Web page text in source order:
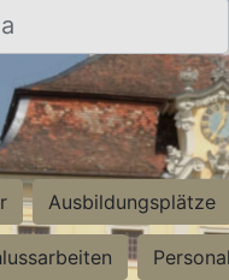
Ausbildungsplätze